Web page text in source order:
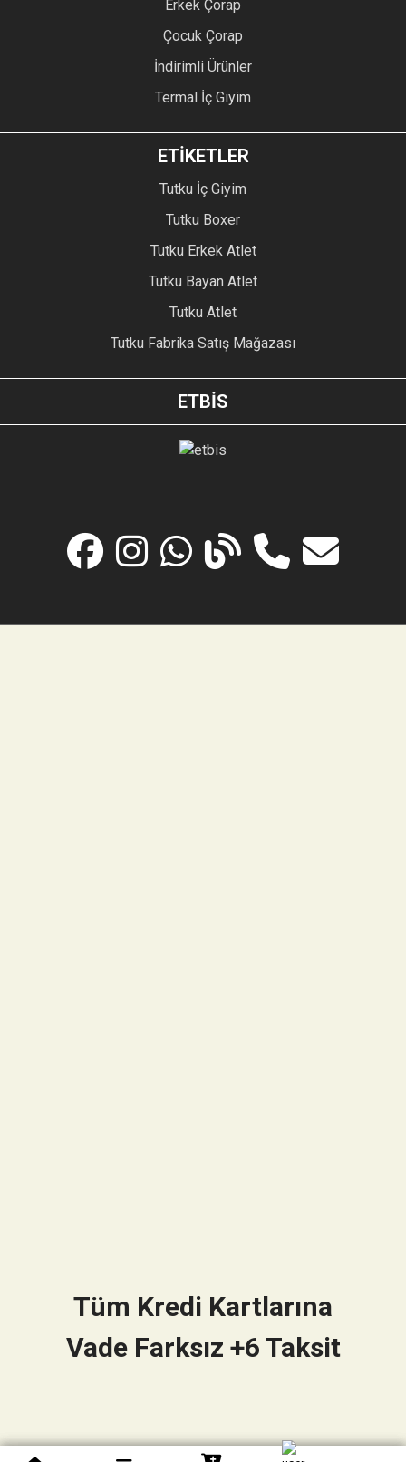
Erkek Çorap
Çocuk Çorap
İndirimli Ürünler
Termal İç Giyim
ETİKETLER
Tutku İç Giyim
Tutku Boxer
Tutku Erkek Atlet
Tutku Bayan Atlet
Tutku Atlet
Tutku Fabrika Satış Mağazası
ETBİS
Tüm Kredi Kartlarına
Vade Farksız +6 Taksit